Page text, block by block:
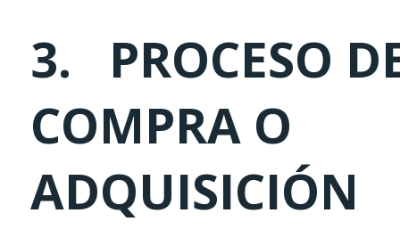
3. PROCESO
COMPRA O
ADQUISICIÓN